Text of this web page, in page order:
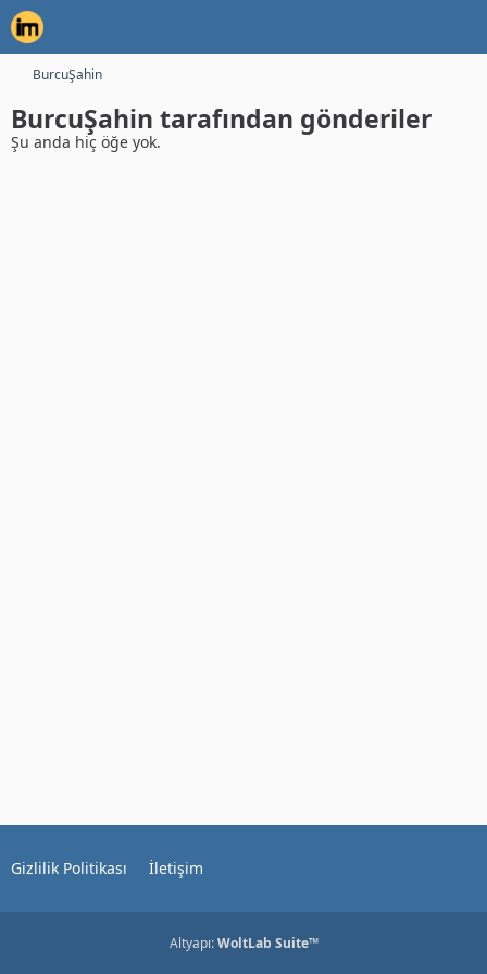
BurcuŞahin
BurcuŞahin tarafından gönderiler
Şu anda hiç öğe yok.
Gizlilik Politikası İletişim
Altyapı:WoltLab Suite™